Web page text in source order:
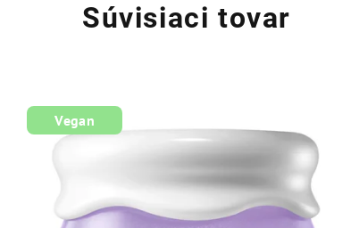
Súvisiaci tovar
Vegan